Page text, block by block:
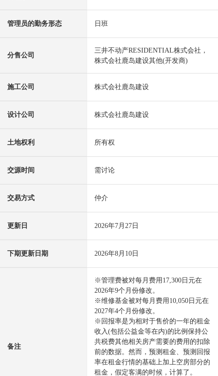
管理员的勤务形态 日班
分售公司
三井不动产RESIDENTIAL株式会社，
株式会社鹿岛建设其他(开发商)
施工公司 株式会社鹿岛建设
设计公司 株式会社鹿岛建设
土地权利 所有权
交源时间 需讨论
交易方式 仲介
更新日 2026年7月27日
下期更新日期 2026年8月10日
备注
※管理费被对每月费用17,300日元在
2026年9个月份修改。
※维修基金被对每月费用10,050日元在
2027年4个月份修改。
※回报率是为相对于售价的一年的租金
收入(包括公益金等在内)的比例保持公
共税费其他相关房产需要的费用的扣除
前的数据。然而，预测租金、预测回报
率在租金行情的基础上加上空房部分的
租金，假定客满的时候，计算了。